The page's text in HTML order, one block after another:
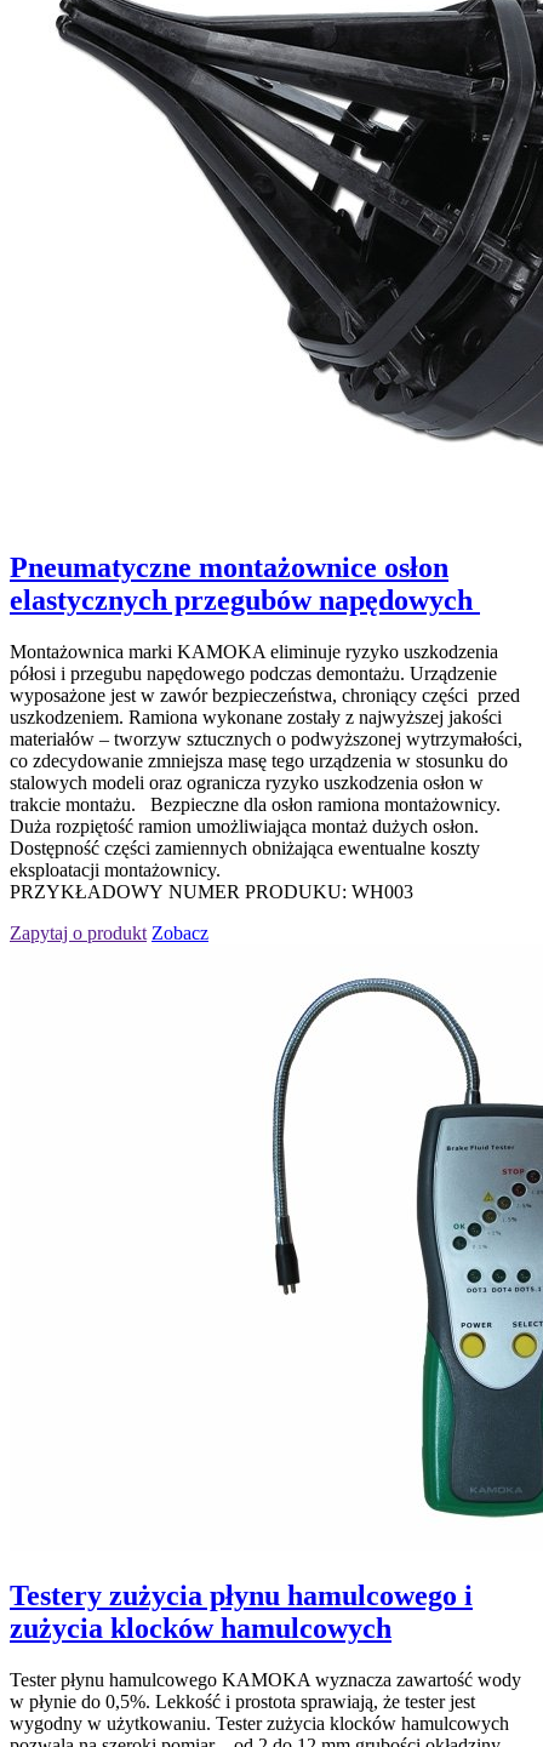
Pneumatyczne montażownice osłon
elastycznych przegubów napędowych
Montażownica marki KAMOKA eliminuje ryzyko uszkodzenia
półosi i przegubu napędowego podczas demontażu. Urządzenie
wyposażone jest w zawór bezpieczeństwa, chroniący części przed
uszkodzeniem. Ramiona wykonane zostały z najwyższej jakości
materiałów – tworzyw sztucznych o podwyższonej wytrzymałości,
co zdecydowanie zmniejsza masę tego urządzenia w stosunku do
stalowych modeli oraz ogranicza ryzyko uszkodzenia osłon w
trakcie montażu. Bezpieczne dla osłon ramiona montażownicy.
Duża rozpiętość ramion umożliwiająca montaż dużych osłon.
Dostępność części zamiennych obniżająca ewentualne koszty
eksploatacji montażownicy.
PRZYKŁADOWY NUMER PRODUKU: WH003
Zapytaj o produkt Zobacz
Testery zużycia płynu hamulcowego i
zużycia klocków hamulcowych
Tester płynu hamulcowego KAMOKA wyznacza zawartość wody
w płynie do 0,5%. Lekkość i prostota sprawiają, że tester jest
wygodny w użytkowaniu. Tester zużycia klocków hamulcowych